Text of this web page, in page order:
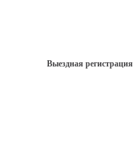
Выездная регистрация